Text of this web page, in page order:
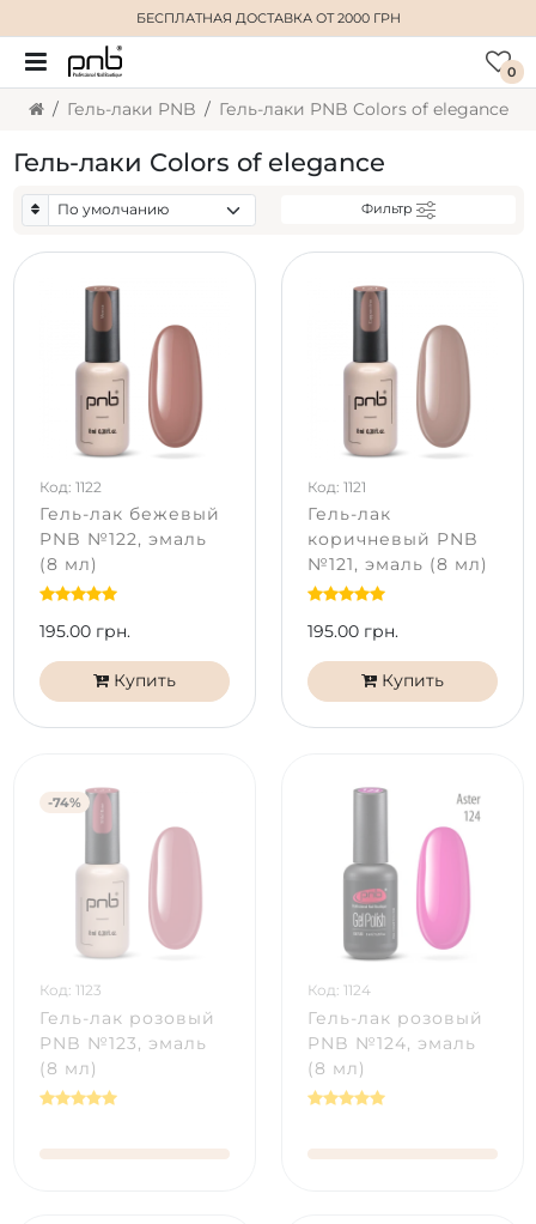
БЕСПЛАТНАЯ ДОСТАВКАОТ 2000 ГРН
0
Гель-лаки PNB Гель-лаки PNB Colors of elegance
Гель-лаки Colors of elegance
Фильтр
Код: 1122
Гель-лак бежевый
PNB №122, эмаль
(8 мл)
195.00 грн.
Купить
Код: 1121
Гель-лак
коричневый PNB
№121, эмаль (8 мл)
195.00 грн.
Купить
-74%
Код: 1123
Гель-лак розовый
PNB №123, эмаль
(8 мл)
Код: 1124
Гель-лак розовый
PNB №124, эмаль
(8 мл)